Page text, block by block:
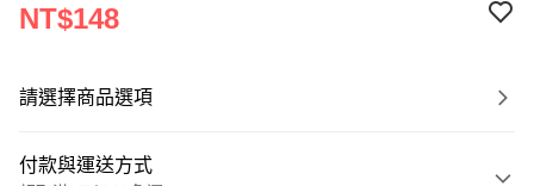
NT$148
請選擇商品選項
付款與運送方式